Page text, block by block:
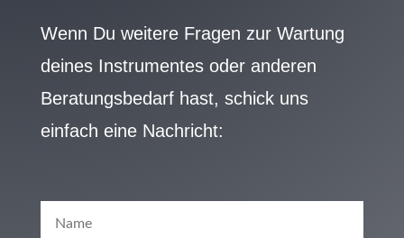
Wenn Du weitere Fragen zur Wartung
deines Instrumentes oder anderen
Beratungsbedarf hast, schick uns
einfach eine Nachricht: